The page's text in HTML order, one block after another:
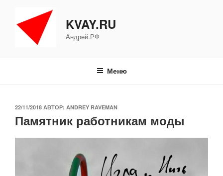
содержимому
KVAY.RU
Андрей.РФ
Меню
ОПУБЛИКОВАНО
22/11/2018 АВТОР: ANDREY RAVEMAN
Памятник работникам моды